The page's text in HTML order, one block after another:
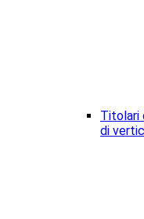
Titolari
di